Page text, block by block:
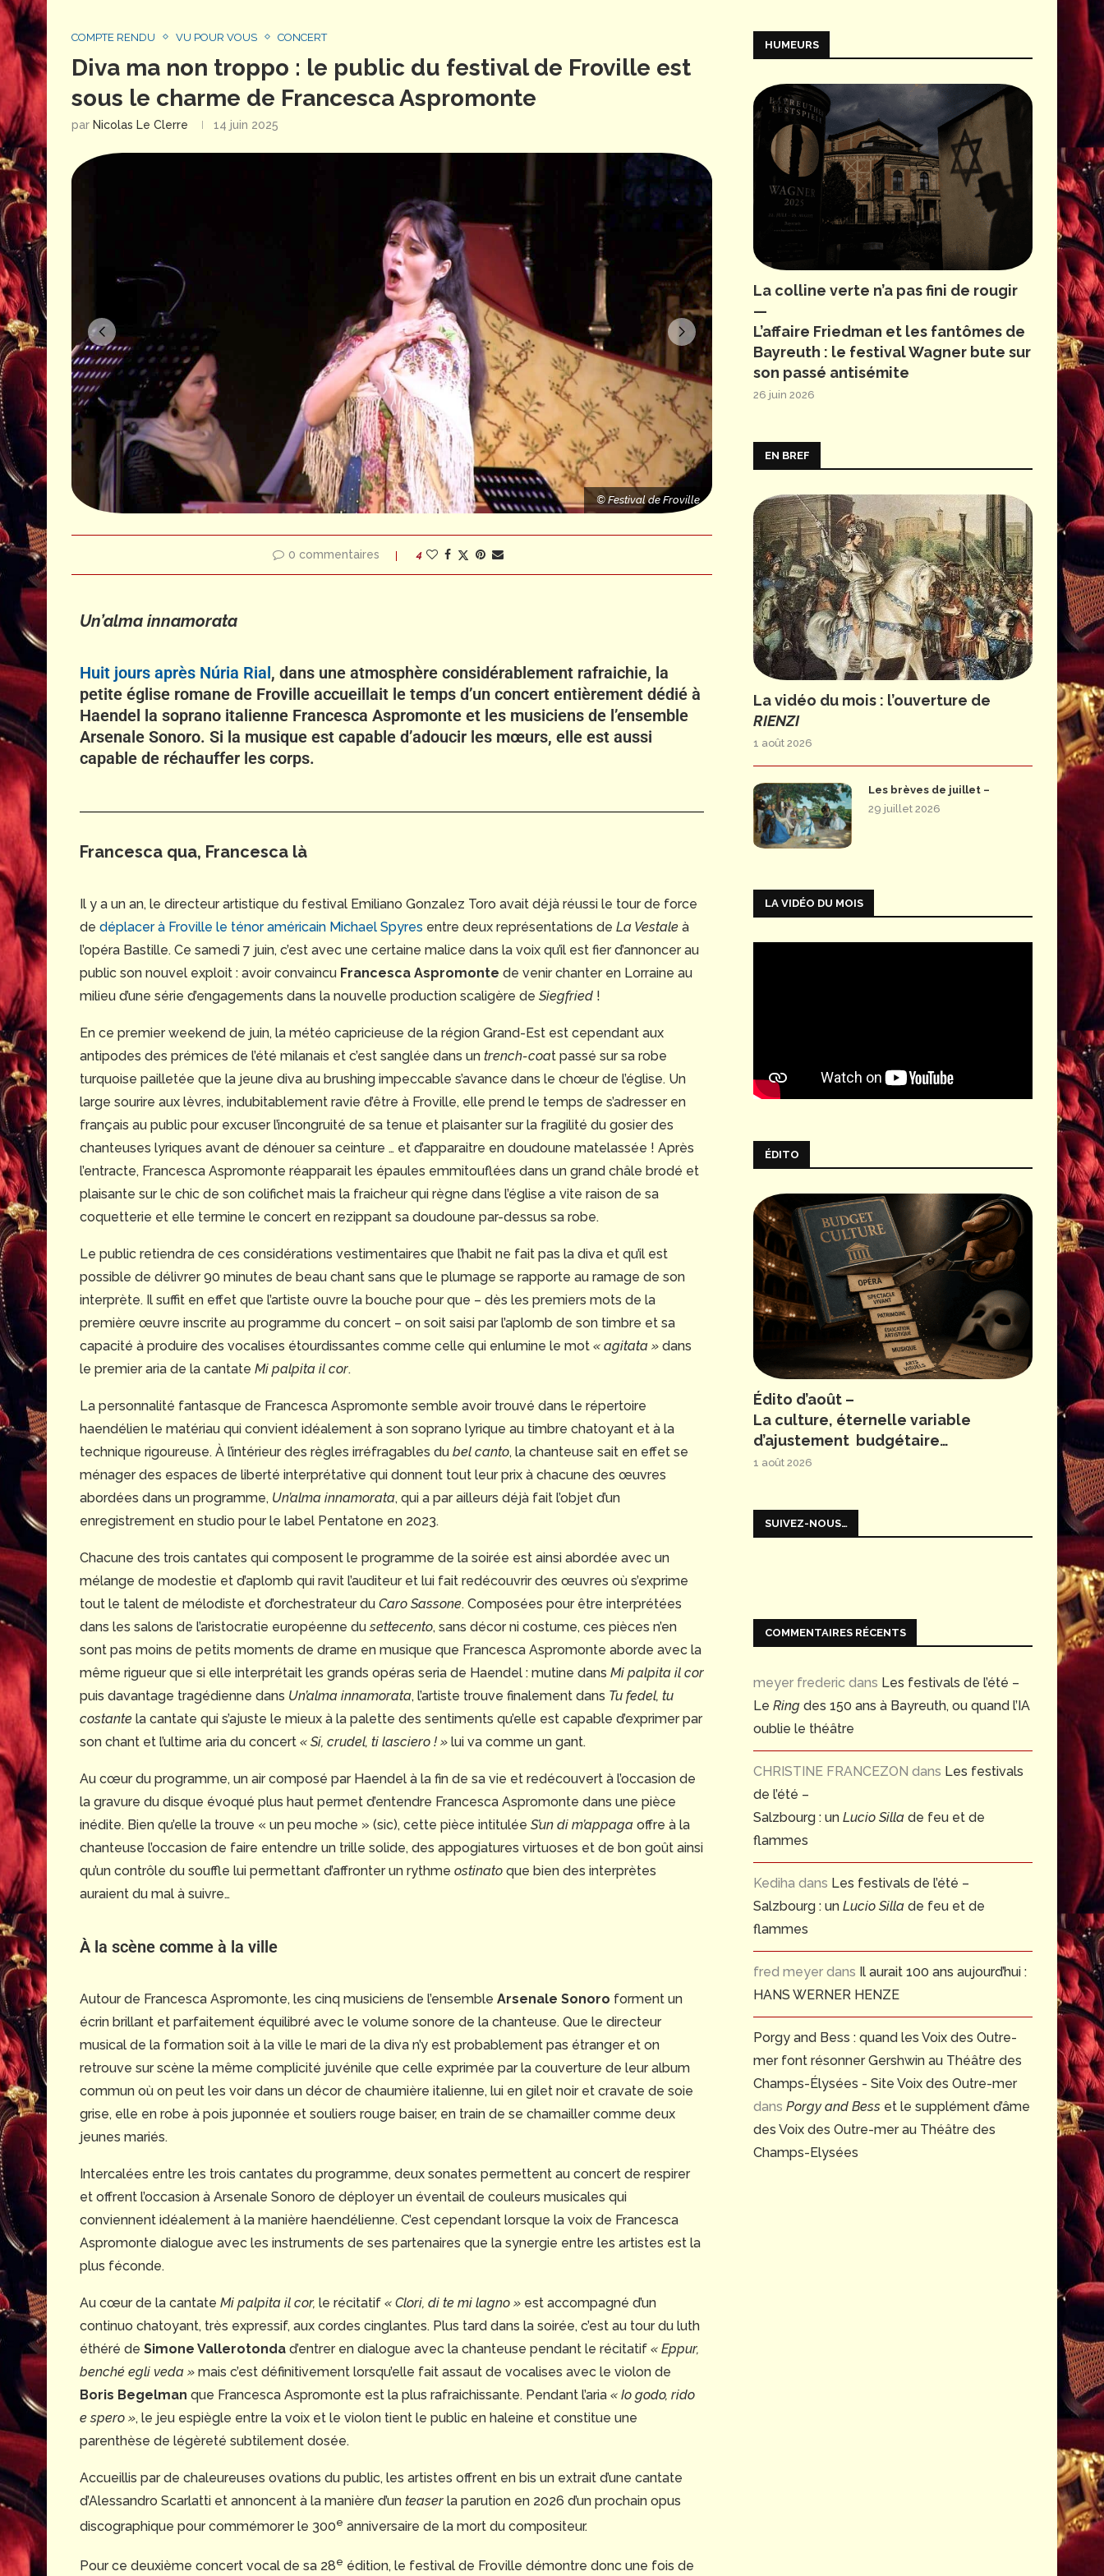
COMPTE RENDU VU POUR VOUS CONCERT
Diva ma non troppo : le public du festival de Froville est
sous le charme de Francesca Aspromonte
par Nicolas Le Clerre 14 juin 2025
© Festival de Froville © Festival de Froville
0 commentaires 4
Un’alma innamorata
Huit jours après Núria Rial, dans une atmosphère considérablement rafraichie, la
petite église romane de Froville accueillait le temps d’un concert entièrement dédié à
Haendel la soprano italienne Francesca Aspromonte et les musiciens de l’ensemble
Arsenale Sonoro. Si la musique est capable d’adoucir les mœurs, elle est aussi
capable de réchauffer les corps.
Francesca qua, Francesca là
Il y a un an, le directeur artistique du festival Emiliano Gonzalez Toro avait déjà réussi le tour de force
de déplacer à Froville le ténor américain Michael Spyres entre deux représentations de La Vestale à
l’opéra Bastille. Ce samedi 7 juin, c’est avec une certaine malice dans la voix qu’il est fier d’annoncer au
public son nouvel exploit : avoir convaincu Francesca Aspromonte de venir chanter en Lorraine au
milieu d’une série d’engagements dans la nouvelle production scaligère de Siegfried !
En ce premier weekend de juin, la météo capricieuse de la région Grand-Est est cependant aux
antipodes des prémices de l’été milanais et c’est sanglée dans un trench-coat passé sur sa robe
turquoise pailletée que la jeune diva au brushing impeccable s’avance dans le chœur de l’église. Un
large sourire aux lèvres, indubitablement ravie d’être à Froville, elle prend le temps de s’adresser en
français au public pour excuser l’incongruité de sa tenue et plaisanter sur la fragilité du gosier des
chanteuses lyriques avant de dénouer sa ceinture … et d’apparaitre en doudoune matelassée ! Après
l’entracte, Francesca Aspromonte réapparait les épaules emmitouflées dans un grand châle brodé et
plaisante sur le chic de son colifichet mais la fraicheur qui règne dans l’église a vite raison de sa
coquetterie et elle termine le concert en rezippant sa doudoune par-dessus sa robe.
Le public retiendra de ces considérations vestimentaires que l’habit ne fait pas la diva et qu’il est
possible de délivrer 90 minutes de beau chant sans que le plumage se rapporte au ramage de son
interprète. Il suffit en effet que l’artiste ouvre la bouche pour que – dès les premiers mots de la
première œuvre inscrite au programme du concert – on soit saisi par l’aplomb de son timbre et sa
capacité à produire des vocalises étourdissantes comme celle qui enlumine le mot « agitata » dans
le premier aria de la cantate Mi palpita il cor.
La personnalité fantasque de Francesca Aspromonte semble avoir trouvé dans le répertoire
haendélien le matériau qui convient idéalement à son soprano lyrique au timbre chatoyant et à la
technique rigoureuse. À l’intérieur des règles irréfragables du bel canto, la chanteuse sait en effet se
ménager des espaces de liberté interprétative qui donnent tout leur prix à chacune des œuvres
abordées dans un programme, Un’alma innamorata, qui a par ailleurs déjà fait l’objet d’un
enregistrement en studio pour le label Pentatone en 2023.
Chacune des trois cantates qui composent le programme de la soirée est ainsi abordée avec un
mélange de modestie et d’aplomb qui ravit l’auditeur et lui fait redécouvrir des œuvres où s’exprime
tout le talent de mélodiste et d’orchestrateur du Caro Sassone. Composées pour être interprétées
dans les salons de l’aristocratie européenne dusettecento, sans décor ni costume, ces pièces n’en
sont pas moins de petits moments de drame en musique que Francesca Aspromonte aborde avec la
même rigueur que si elle interprétait les grands opéras seria de Haendel : mutine dans Mi palpita il cor
puis davantage tragédienne dans Un’alma innamorata, l’artiste trouve finalement dans Tu fedel, tu
costante la cantate qui s’ajuste le mieux à la palette des sentiments qu’elle est capable d’exprimer par
son chant et l’ultime aria du concert « Si, crudel, ti lasciero ! » lui va comme un gant.
Au cœur du programme, un air composé par Haendel à la fin de sa vie et redécouvert à l’occasion de
la gravure du disque évoqué plus haut permet d’entendre Francesca Aspromonte dans une pièce
inédite. Bien qu’elle la trouve « un peu moche » (sic), cette pièce intitulée S’un di m’appaga offre à la
chanteuse l’occasion de faire entendre un trille solide, des appogiatures virtuoses et de bon goût ainsi
qu’un contrôle du souffle lui permettant d’affronter un rythme ostinato que bien des interprètes
auraient du mal à suivre…
À la scène comme à la ville
Autour de Francesca Aspromonte, les cinq musiciens de l’ensemble Arsenale Sonoro forment un
écrin brillant et parfaitement équilibré avec le volume sonore de la chanteuse. Que le directeur
musical de la formation soit à la ville le mari de la diva n’y est probablement pas étranger et on
retrouve sur scène la même complicité juvénile que celle exprimée par la couverture de leur album
commun où on peut les voir dans un décor de chaumière italienne, lui en gilet noir et cravate de soie
grise, elle en robe à pois juponnée et souliers rouge baiser, en train de se chamailler comme deux
jeunes mariés.
Intercalées entre les trois cantates du programme, deux sonates permettent au concert de respirer
et offrent l’occasion à Arsenale Sonoro de déployer un éventail de couleurs musicales qui
conviennent idéalement à la manière haendélienne. C’est cependant lorsque la voix de Francesca
Aspromonte dialogue avec les instruments de ses partenaires que la synergie entre les artistes est la
plus féconde.
Au cœur de la cantate Mi palpita il cor, le récitatif « Clori, di te mi lagno » est accompagné d’un
continuo chatoyant, très expressif, aux cordes cinglantes. Plus tard dans la soirée, c’est au tour du luth
éthéré de Simone Vallerotonda d’entrer en dialogue avec la chanteuse pendant le récitatif « Eppur,
benché egli veda » mais c’est définitivement lorsqu’elle fait assaut de vocalises avec le violon de
Boris Begelman que Francesca Aspromonte est la plus rafraichissante. Pendant l’aria « Io godo, rido
e spero », le jeu espiègle entre la voix et le violon tient le public en haleine et constitue une
parenthèse de légèreté subtilement dosée.
Accueillis par de chaleureuses ovations du public, les artistes offrent en bis un extrait d’une cantate
d’Alessandro Scarlatti et annoncent à la manière d’un teaser la parution en 2026 d’un prochain opus
discographique pour commémorer le 300e anniversaire de la mort du compositeur.
Pour ce deuxième concert vocal de sa 28e édition, le festival de Froville démontre donc une fois de
HUMEURS
La colline verte n’a pas fini de rougir
—
L’affaire Friedman et les fantômes de
Bayreuth : le festival Wagner bute sur
son passé antisémite
26 juin 2026
EN BREF
La vidéo du mois : l’ouverture de
RIENZI
1 août 2026
Les brèves de juillet –
29 juillet 2026
LA VIDÉO DU MOIS
ÉDITO
Édito d’août –
La culture, éternelle variable
d’ajustement budgétaire…
1 août 2026
SUIVEZ-NOUS…
COMMENTAIRES RÉCENTS
meyer frederic dans Les festivals de l’été –
Le Ring des 150 ans à Bayreuth, ou quand l’IA
oublie le théâtre
CHRISTINE FRANCEZON dans Les festivals
de l’été –
Salzbourg : un Lucio Silla de feu et de
flammes
Kediha dans Les festivals de l’été –
Salzbourg : un Lucio Silla de feu et de
flammes
fred meyer dans Il aurait 100 ans aujourd’hui :
HANS WERNER HENZE
Porgy and Bess : quand les Voix des Outre-
mer font résonner Gershwin au Théâtre des
Champs-Élysées - Site Voix des Outre-mer
dans Porgy and Bess et le supplément d’âme
des Voix des Outre-mer au Théâtre des
Champs-Elysées